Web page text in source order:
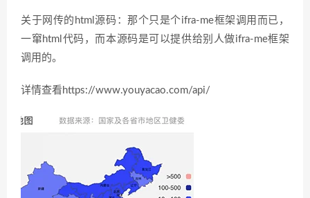
关于网传的html源码：那个只是个ifra-me框架调用而已，
一窜html代码，而本源码是可以提供给别人做ifra-me框架
调用的。
详情查看https://www.youyacao.com/api/